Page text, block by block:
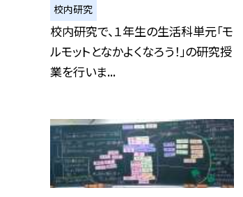
校内研究
校内研究で、１年生の生活科単元「モ
ルモットとなかよくなろう！」の研究授
業を行いま...